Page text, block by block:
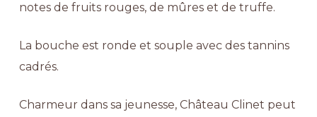
notes de fruits rouges, de mûres et de truffe.
La bouche est ronde et souple avec des tannins
cadrés.
Charmeur dans sa jeunesse, Château Clinet peut